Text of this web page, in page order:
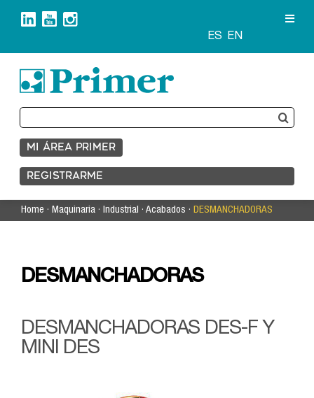
ES EN
Buscar:
MI ÁREA PRIMER
REGISTRARME
Home · Maquinaria· Industrial · Acabados · DESMANCHADORAS
DESMANCHADORAS
DESMANCHADORAS DES-F Y
MINI DES